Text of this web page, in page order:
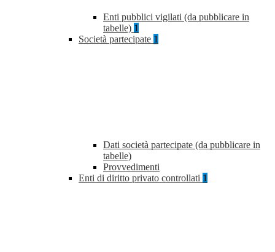
Enti pubblici vigilati (da pubblicare in
tabelle) 1
Società partecipate 1
Dati società partecipate (da pubblicare in
tabelle)
Provvedimenti
Enti di diritto privato controllati 1